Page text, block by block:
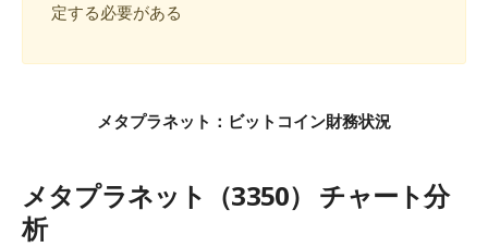
定する必要がある
メタプラネット：ビットコイン財務状況
メタプラネット（3350） チャート分
析